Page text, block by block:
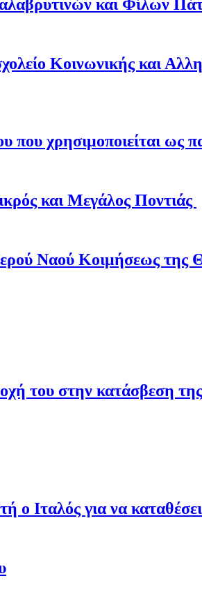
και Φίλων
Κοινωνικής και
χρησιμοποιείται ως
και Μεγάλος Ποντιάς
Ναού Κοιμήσεως
του στην κατάσβεση
ο Ιταλός για να